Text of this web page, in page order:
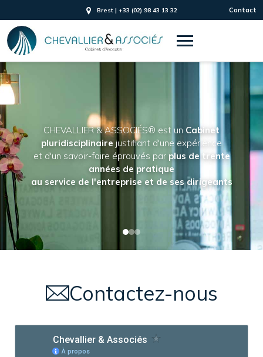
Brest | +33 (02) 98 43 13 32 Contact
CHEVALLIER & ASSOCIÉS® est un Cabinet
pluridisciplinaire justifiant d'une expérience
et d'un savoir-faire éprouvés par plus de trente
années de pratique
au service de l'entreprise et de ses dirigeants
Contactez-nous